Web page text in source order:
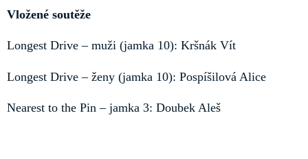
Vložené soutěže
Longest Drive – muži (jamka 10): Kršnák Vít
Longest Drive – ženy (jamka 10): Pospíšilová Alice
Nearest to the Pin – jamka 3: Doubek Aleš